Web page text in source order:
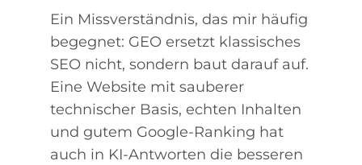
Ein Missverständnis, das mir häufig
begegnet: GEO ersetzt klassisches
SEO nicht, sondern baut darauf auf.
Eine Website mit sauberer
technischer Basis, echten Inhalten
und gutem Google-Ranking hat
auch in KI-Antworten die besseren